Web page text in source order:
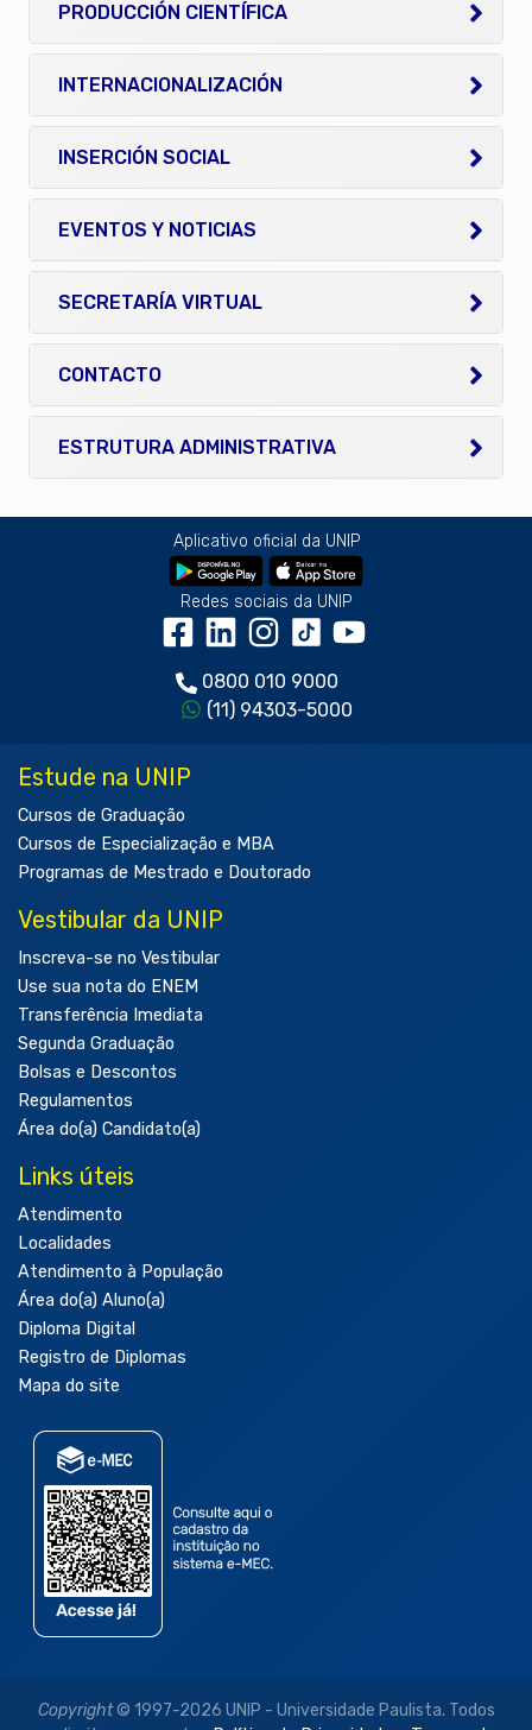
PRODUCCIÓN CIENTÍFICA
INTERNACIONALIZACIÓN
INSERCIÓN SOCIAL
EVENTOS Y NOTICIAS
SECRETARÍA VIRTUAL
CONTACTO
ESTRUTURA ADMINISTRATIVA
Aplicativo oficial da UNIP
Redes sociais da UNIP
0800 010 9000
(11) 94303-5000
Estude na UNIP
Cursos de Graduação
Cursos de Especialização e MBA
Programas de Mestrado e Doutorado
Vestibular da UNIP
Inscreva-se no Vestibular
Use sua nota do ENEM
Transferência Imediata
Segunda Graduação
Bolsas e Descontos
Regulamentos
Área do(a) Candidato(a)
Links úteis
Atendimento
Localidades
Atendimento à População
Área do(a) Aluno(a)
Diploma Digital
Registro de Diplomas
Mapa do site
Copyright© 1997-2026 UNIP - Universidade Paulista. Todos